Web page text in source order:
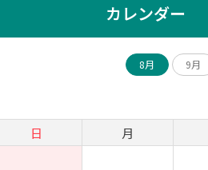
カレンダー
8月 9月
日 月